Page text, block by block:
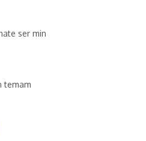
ser min
temam